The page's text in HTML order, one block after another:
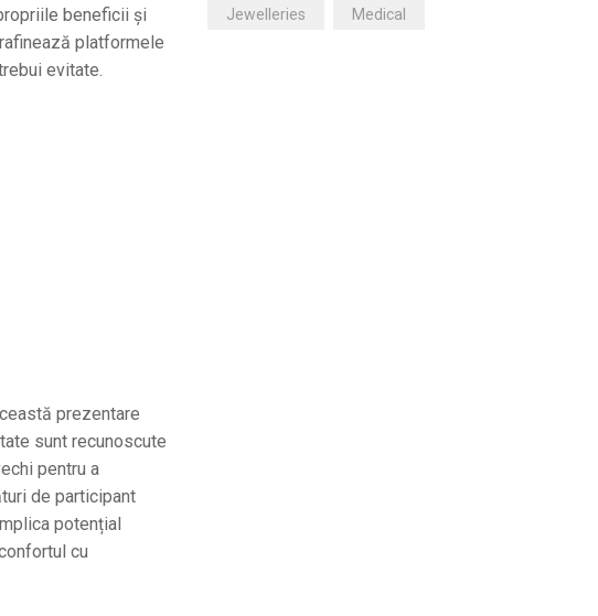
beneficii și
platformele
evitate.
prezentare
sunt recunoscute
pentru a
de participant
potențial
cu
Jewelleries Medical